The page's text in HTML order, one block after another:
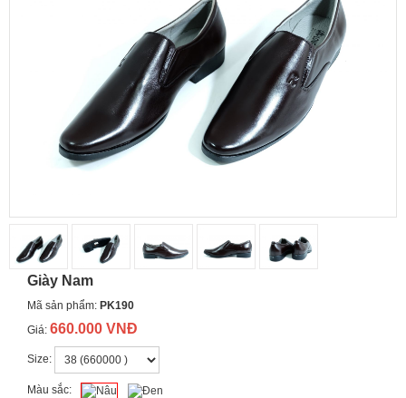
Giày Nam
Mã sản phẩm: PK190
Giá: 660.000 VNĐ
Size:
Màu sắc: